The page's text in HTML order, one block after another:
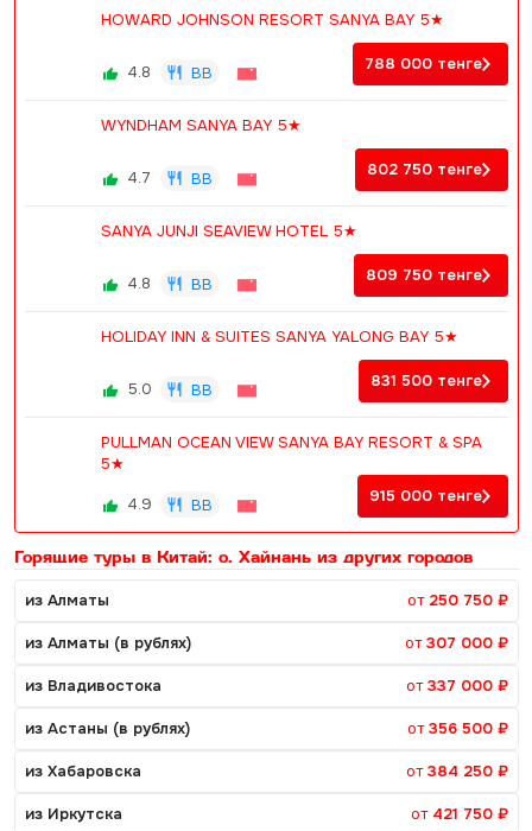
HOWARD JOHNSON RESORT SANYA BAY 5★
4.8 BB 788 000 тенге
WYNDHAM SANYA BAY 5★
4.7 BB 802 750 тенге
SANYA JUNJI SEAVIEW HOTEL 5★
4.8 BB 809 750 тенге
HOLIDAY INN & SUITES SANYA YALONG BAY 5★
5.0 BB 831 500 тенге
PULLMAN OCEAN VIEW SANYA BAY RESORT & SPA
5★
4.9
BB 915 000 тенге
Горящие туры в Китай: о. Хайнань из других городов
из Алматы от 250 750 ₽
из Алматы (в рублях) от 307 000 ₽
из Владивостока от 337 000 ₽
из Астаны (в рублях) от 356 500 ₽
из Хабаровска от 384 250 ₽
из Иркутска от 421 750 ₽